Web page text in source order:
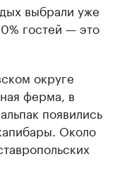
выбрали уже
гостей — это
округе
ферма, в
появились
Около